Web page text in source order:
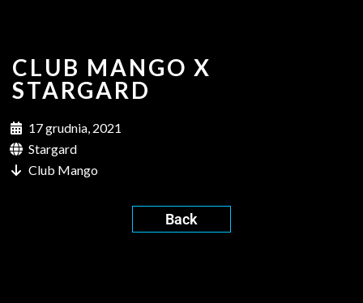
CLUB MANGO X
STARGARD
17 grudnia, 2021
Stargard
Club Mango
Back